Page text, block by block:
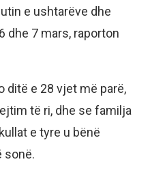
e ushtarëve dhe
dhe 7 mars, raporton
ditë e 28 vjet më parë,
të ri, dhe se familja
e tyre u bënë
sonë.